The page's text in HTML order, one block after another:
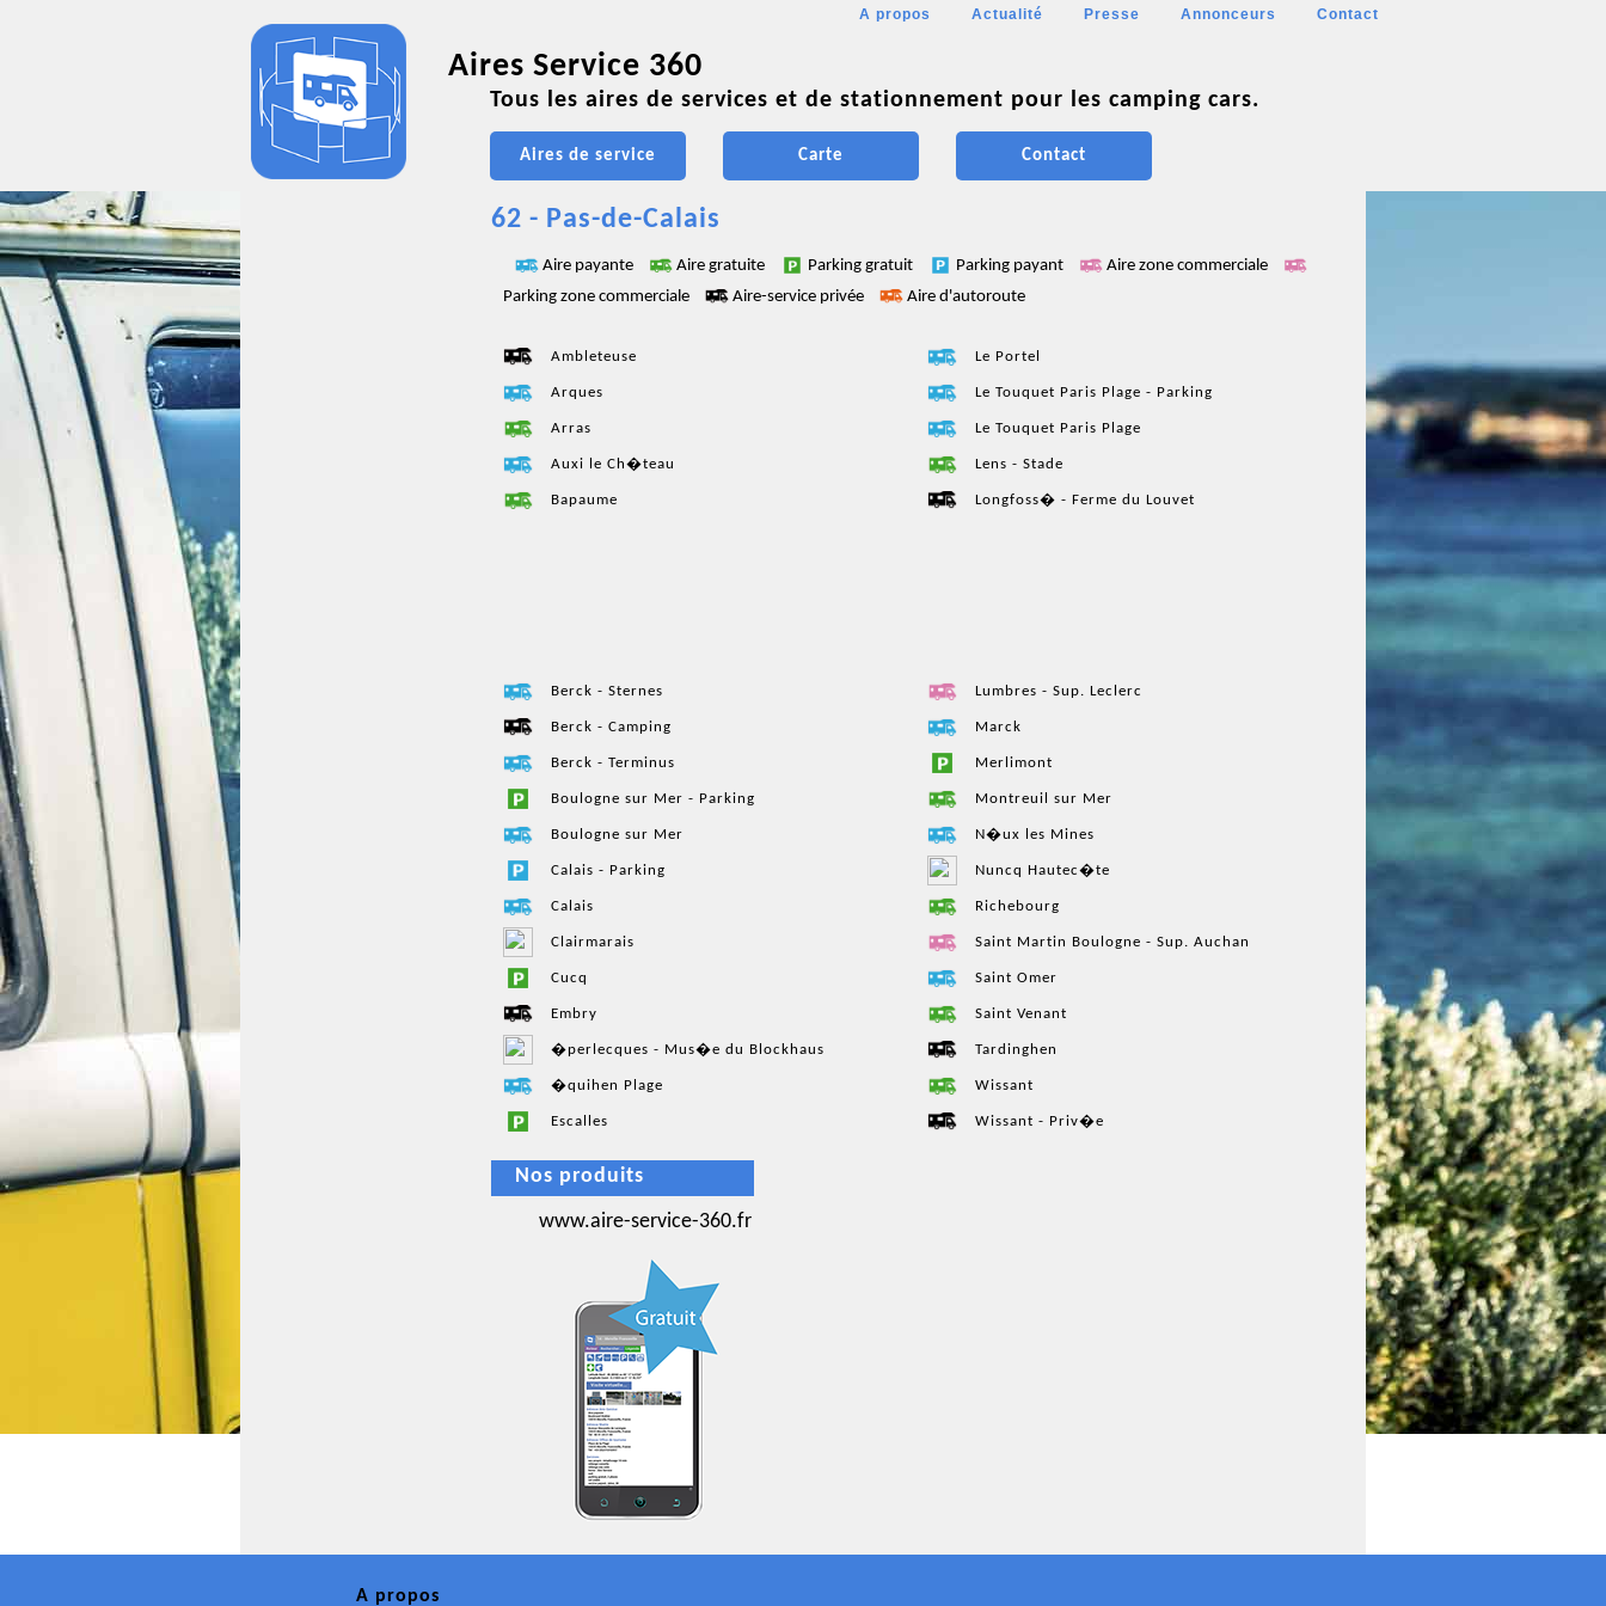
A propos Actualité Presse Annonceurs Contact
Aires Service 360
Tous les aires de services et de stationnement pour les camping cars.
Aires de service Carte Contact
62 - Pas-de-Calais
Aire payante Aire gratuite Parking gratuit Parking payant
Aire zone commerciale
Parking zone commerciale
Aire-service privée Aire d'autoroute
Ambleteuse Le Portel
Arques Le Touquet Paris Plage - Parking
Arras Le Touquet Paris Plage
Auxi le Ch�teau Lens - Stade
Bapaume Longfoss� - Ferme du Louvet
Berck - Sternes Lumbres - Sup. Leclerc
Berck - Camping Marck
Berck - Terminus Merlimont
Boulogne sur Mer - Parking Montreuil sur Mer
Boulogne sur Mer N�ux les Mines
Calais - Parking Nuncq Hautec�te
Calais Richebourg
Clairmarais Saint Martin Boulogne - Sup. Auchan
Cucq Saint Omer
Embry Saint Venant
�perlecques - Mus�e du Blockhaus Tardinghen
�quihen Plage Wissant
Escalles Wissant - Priv�e
Nos produits
www.aire-service-360.fr
A propos